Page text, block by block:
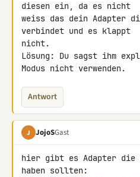
diesen ein, da es nicht
weiss das dein Adapter
verbindet und es klappt
nicht.
Lösung: Du sagst ihm
Modus nicht verwenden.
Antwort
J JojoSGast
hier gibt es Adapter die